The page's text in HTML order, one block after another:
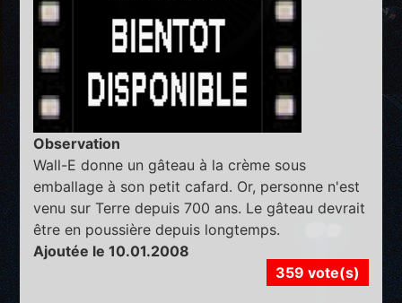
Observation
Wall-E donne un gâteau à la crème sous
emballage à son petit cafard. Or, personne n'est
venu sur Terre depuis 700 ans. Le gâteau devrait
être en poussière depuis longtemps.
Ajoutée le 10.01.2008
359 vote(s)